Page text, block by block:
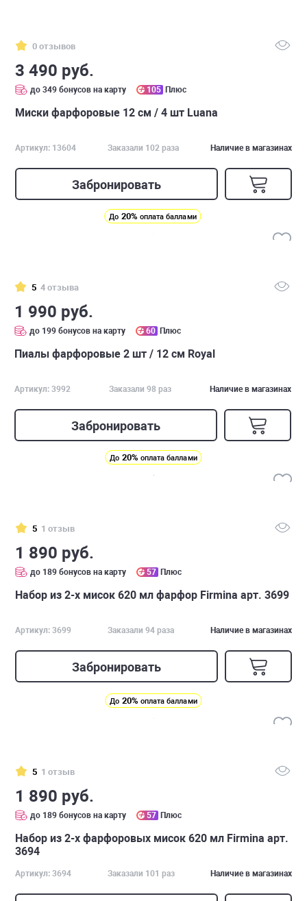
0 отзывов
3 490 руб.
до 349 бонусов на карту 105 Плюс
Миски фарфоровые 12 см / 4 шт Luana
Артикул: 13604 Заказали 102 раза Наличие в магазинах
Забронировать
До 20% оплата баллами
5 4 отзыва
1 990 руб.
до 199 бонусов на карту 60 Плюс
Пиалы фарфоровые 2 шт / 12 см Royal
Артикул: 3992 Заказали 98 раз Наличие в магазинах
Забронировать
До 20% оплата баллами
5 1 отзыв
1 890 руб.
до 189 бонусов на карту 57 Плюс
Набор из 2-х мисок 620 мл фарфор Firmina арт. 3699
Артикул: 3699 Заказали 94 раза Наличие в магазинах
Забронировать
До 20% оплата баллами
5 1 отзыв
1 890 руб.
до 189 бонусов на карту 57 Плюс
Набор из 2-х фарфоровых мисок 620 мл Firmina арт.
3694
Артикул: 3694 Заказали 101 раз Наличие в магазинах